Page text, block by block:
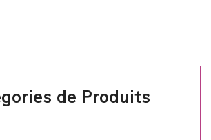
de Produits